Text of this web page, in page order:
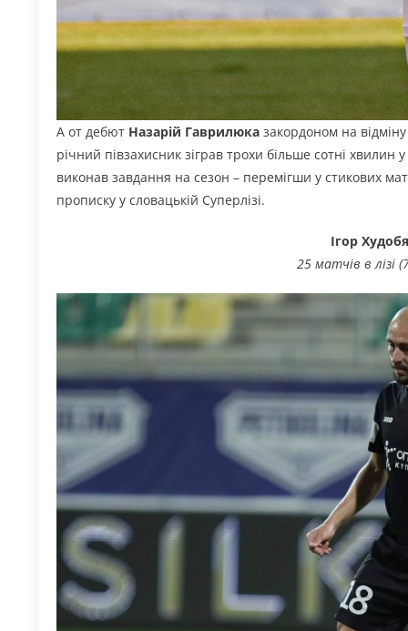
А от дебют Назарій Гаврилюка закордоном на
річний півзахисник зіграв трохи більше сотні хвилин
виконав завдання на сезон – перемігши у стикових
прописку у словацькій Суперлізі.
Ігор
25 матчів в лізі